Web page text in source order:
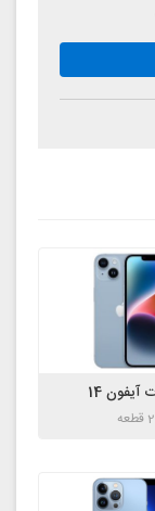
14
2 قطعه